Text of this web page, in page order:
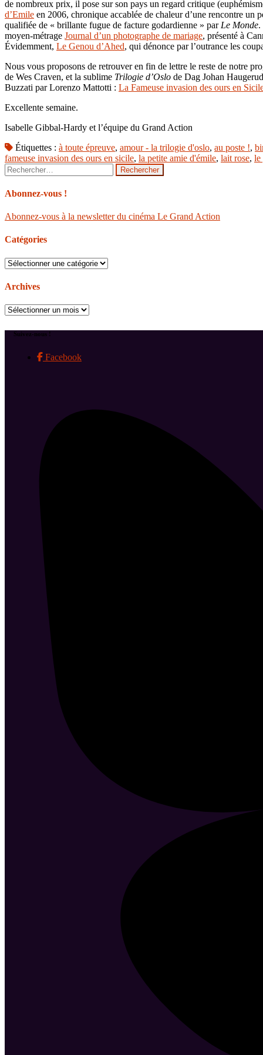
de nombreux prix, il pose sur son pays un regard critique
d’Emile en 2006, chronique accablée de chaleur d’une rencontre un
qualifiée de « brillante fugue de facture godardienne » par Le Monde.
moyen-métrage Journal d’un photographe de mariage, présenté à
Évidemment, Le Genou d’Ahed, qui dénonce par l’outrance les
Nous vous proposons de retrouver en fin de lettre le reste de notre
de Wes Craven, et la sublime Trilogie d’Oslo de Dag Johan
Buzzati par Lorenzo Mattotti : La Fameuse invasion des ours en
Excellente semaine.
Isabelle Gibbal-Hardy et l’équipe du Grand Action
Étiquettes : à toute épreuve, amour - la trilogie d'oslo, au poste !,
fameuse invasion des ours en sicile, la petite amie d'émile, lait rose, le
Rechercher :
Abonnez-vous !
Abonnez-vous à la newsletter du cinéma Le Grand Action
Catégories
Catégories
Archives
Archives
Suivez-nous !
Facebook